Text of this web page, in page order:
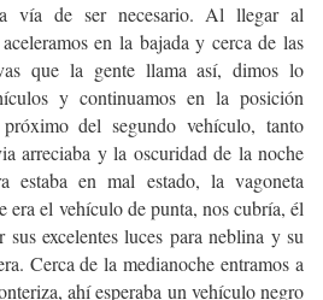
vía de ser necesario. Al llegar al
en la bajada y cerca de las
que la gente llama así, dimos lo
y continuamos en la posición
del segundo vehículo, tanto
arreciaba y la oscuridad de la noche
estaba en mal estado, la vagoneta
el vehículo de punta, nos cubría, él
excelentes luces para neblina y su
Cerca de la medianoche entramos a
ahí esperaba un vehículo negro